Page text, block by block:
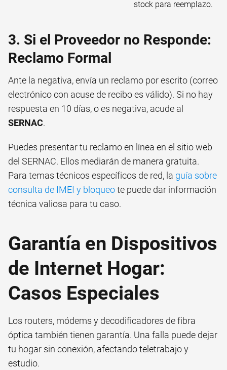
stock para reemplazo.
3. Si el Proveedor no Responde:
Reclamo Formal
Ante la negativa, envía un reclamo por escrito (correo
electrónico con acuse de recibo es válido). Si no hay
respuesta en 10 días, o es negativa, acude al
SERNAC.
Puedes presentar tu reclamo en línea en el sitio web
del SERNAC. Ellos mediarán de manera gratuita.
Para temas técnicos específicos de red, la guía sobre
consulta de IMEI y bloqueote puede dar información
técnica valiosa para tu caso.
Garantía en Dispositivos
de Internet Hogar:
Casos Especiales
Los routers, módems y decodificadores de fibra
óptica también tienen garantía. Una falla puede dejar
tu hogar sin conexión, afectando teletrabajo y
estudio.